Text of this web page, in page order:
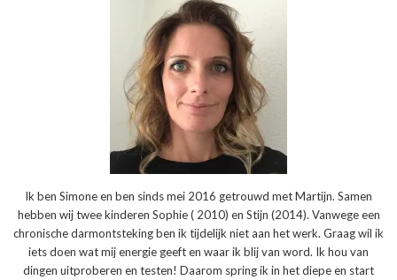
Ik ben Simone en ben sinds mei 2016 getrouwd met Martijn. Samen
hebben wij twee kinderen Sophie ( 2010) en Stijn (2014). Vanwege een
chronische darmontsteking ben ik tijdelijk niet aan het werk. Graag wil ik
iets doen wat mij energie geeft en waar ik blij van word. Ik hou van
dingen uitproberen en testen! Daarom spring ik in het diepe en start